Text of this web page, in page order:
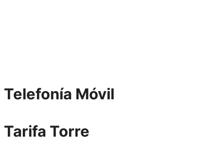
Telefonía Móvil
Tarifa Torre